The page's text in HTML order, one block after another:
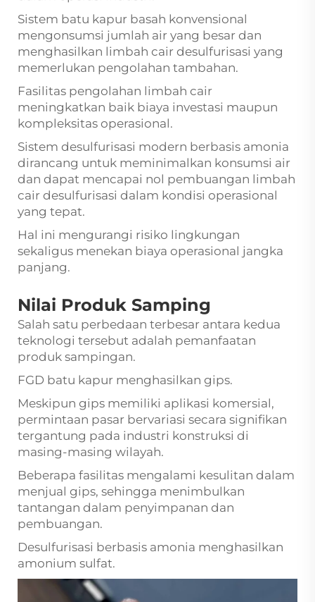
Sistem batu kapur basah konvensional
mengonsumsi jumlah air yang besar dan
menghasilkan limbah cair desulfurisasi yang
memerlukan pengolahan tambahan.
Fasilitas pengolahan limbah cair
meningkatkan baik biaya investasi maupun
kompleksitas operasional.
Sistem desulfurisasi modern berbasis amonia
dirancang untuk meminimalkan konsumsi air
dan dapat mencapai nol pembuangan limbah
cair desulfurisasi dalam kondisi operasional
yang tepat.
Hal ini mengurangi risiko lingkungan
sekaligus menekan biaya operasional jangka
panjang.
Nilai Produk Samping
Salah satu perbedaan terbesar antara kedua
teknologi tersebut adalah pemanfaatan
produk sampingan.
FGD batu kapur menghasilkan gips.
Meskipun gips memiliki aplikasi komersial,
permintaan pasar bervariasi secara signifikan
tergantung pada industri konstruksi di
masing-masing wilayah.
Beberapa fasilitas mengalami kesulitan dalam
menjual gips, sehingga menimbulkan
tantangan dalam penyimpanan dan
pembuangan.
Desulfurisasi berbasis amonia menghasilkan
amonium sulfat.